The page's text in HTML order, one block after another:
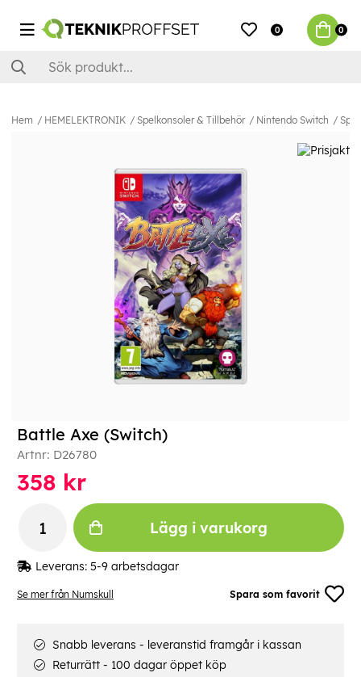
0 0
Hem HEMELEKTRONIK Spelkonsoler & Tillbehör Nintendo Switch Spel
Se mer från Numskull Spara som favorit
Battle Axe (Switch)
Artnr: D26780
358 kr
Lägg i varukorg
Leverans: 5-9 arbetsdagar
Snabb leverans - leveranstid framgår i kassan
Returrätt - 100 dagar öppet köp